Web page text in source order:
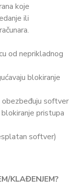
koje
ili
od neprikladnog
blokiranje
obezbeđuju softver
pristupa
softver)
KLAĐENJEM?